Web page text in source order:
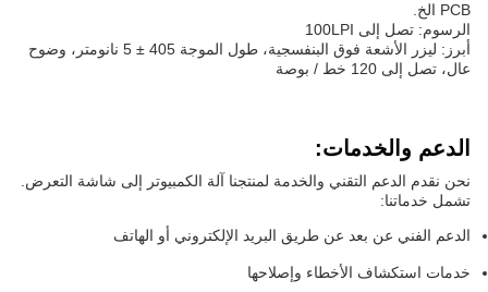
PCB الخ.
الرسوم: تصل إلى 100LPI
أبرز: ليزر الأشعة فوق البنفسجية، طول الموجة 405 ± 5 نانومتر، وضوح
عال، تصل إلى 120 خط / بوصة
الدعم والخدمات:
نحن نقدم الدعم التقني والخدمة لمنتجنا آلة الكمبيوتر إلى شاشة التعرض.
تشمل خدماتنا:
الدعم الفني عن بعد عن طريق البريد الإلكتروني أو الهاتف
خدمات استكشاف الأخطاء وإصلاحها